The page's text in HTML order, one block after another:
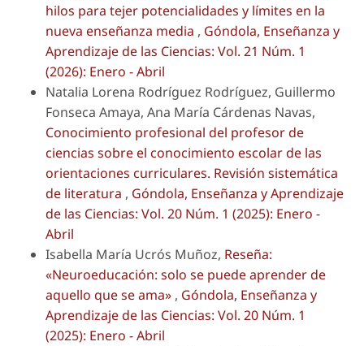
hilos para tejer potencialidades y límites en la
nueva enseñanza media , Góndola, Enseñanza y
Aprendizaje de las Ciencias: Vol. 21 Núm. 1
(2026): Enero - Abril
Natalia Lorena Rodríguez Rodríguez, Guillermo
Fonseca Amaya, Ana María Cárdenas Navas,
Conocimiento profesional del profesor de
ciencias sobre el conocimiento escolar de las
orientaciones curriculares. Revisión sistemática
de literatura , Góndola, Enseñanza y Aprendizaje
de las Ciencias: Vol. 20 Núm. 1 (2025): Enero -
Abril
Isabella María Ucrós Muñoz, Reseña:
«Neuroeducación: solo se puede aprender de
aquello que se ama» , Góndola, Enseñanza y
Aprendizaje de las Ciencias: Vol. 20 Núm. 1
(2025): Enero - Abril